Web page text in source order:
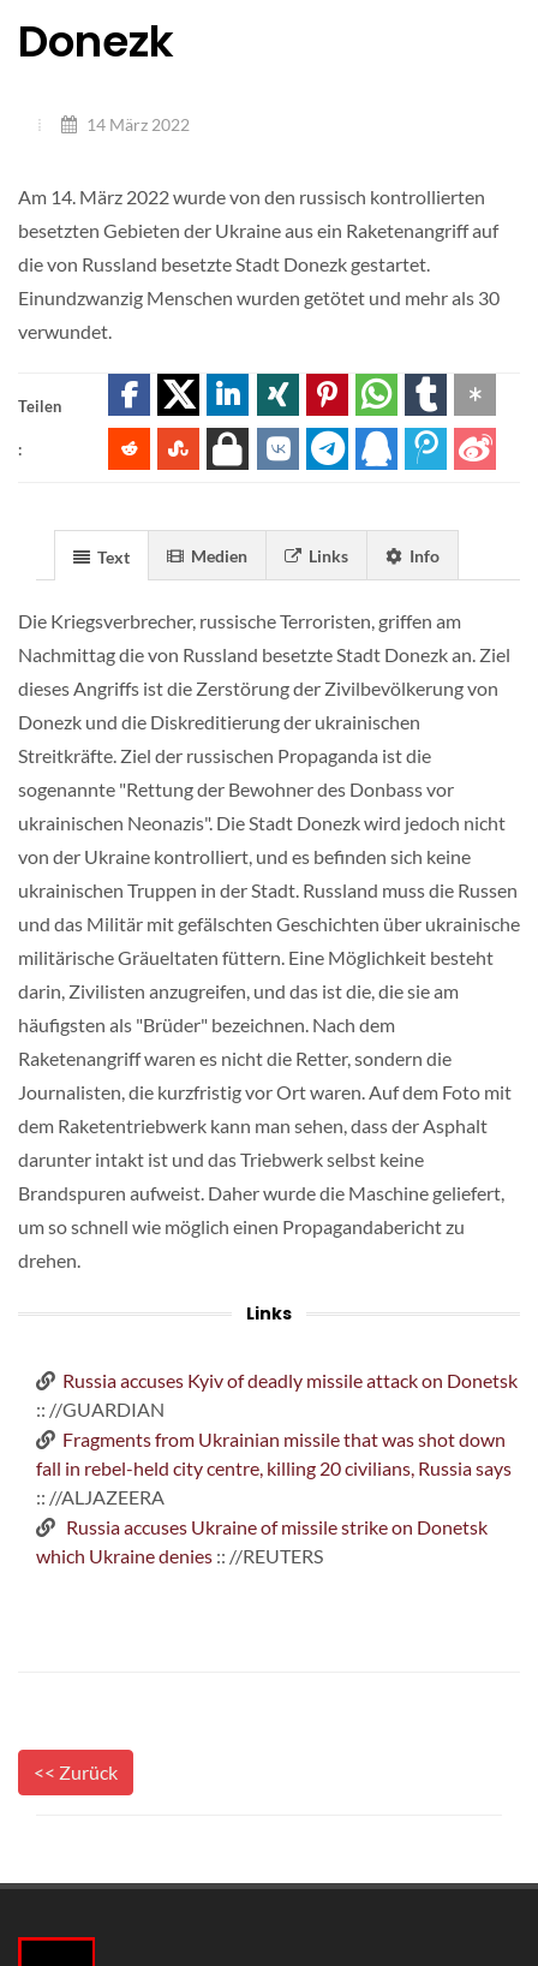
Donezk
14 März 2022
Am 14. März 2022 wurde von den russisch kontrollierten
besetzten Gebieten der Ukraine aus ein Raketenangriff auf
die von Russland besetzte Stadt Donezk gestartet.
Einundzwanzig Menschen wurden getötet und mehr als 30
verwundet.
Teilen
:
Text Medien Links Info
Die Kriegsverbrecher, russische Terroristen, griffen am
Nachmittag die von Russland besetzte Stadt Donezk an. Ziel
dieses Angriffs ist die Zerstörung der Zivilbevölkerung von
Donezk und die Diskreditierung der ukrainischen
Streitkräfte. Ziel der russischen Propaganda ist die
sogenannte "Rettung der Bewohner des Donbass vor
ukrainischen Neonazis". Die Stadt Donezk wird jedoch nicht
von der Ukraine kontrolliert, und es befinden sich keine
ukrainischen Truppen in der Stadt. Russland muss die Russen
und das Militär mit gefälschten Geschichten über ukrainische
militärische Gräueltaten füttern. Eine Möglichkeit besteht
darin, Zivilisten anzugreifen, und das ist die, die sie am
häufigsten als "Brüder" bezeichnen. Nach dem
Raketenangriff waren es nicht die Retter, sondern die
Journalisten, die kurzfristig vor Ort waren. Auf dem Foto mit
dem Raketentriebwerk kann man sehen, dass der Asphalt
darunter intakt ist und das Triebwerk selbst keine
Brandspuren aufweist. Daher wurde die Maschine geliefert,
um so schnell wie möglich einen Propagandabericht zu
drehen.
Links
Russia accuses Kyiv of deadly missile attack on Donetsk
:: //GUARDIAN
Fragments from Ukrainian missile that was shot down
fall in rebel-held city centre, killing 20 civilians, Russia says
:: //ALJAZEERA
Russia accuses Ukraine of missile strike on Donetsk
which Ukraine denies :: //REUTERS
<< Zurück